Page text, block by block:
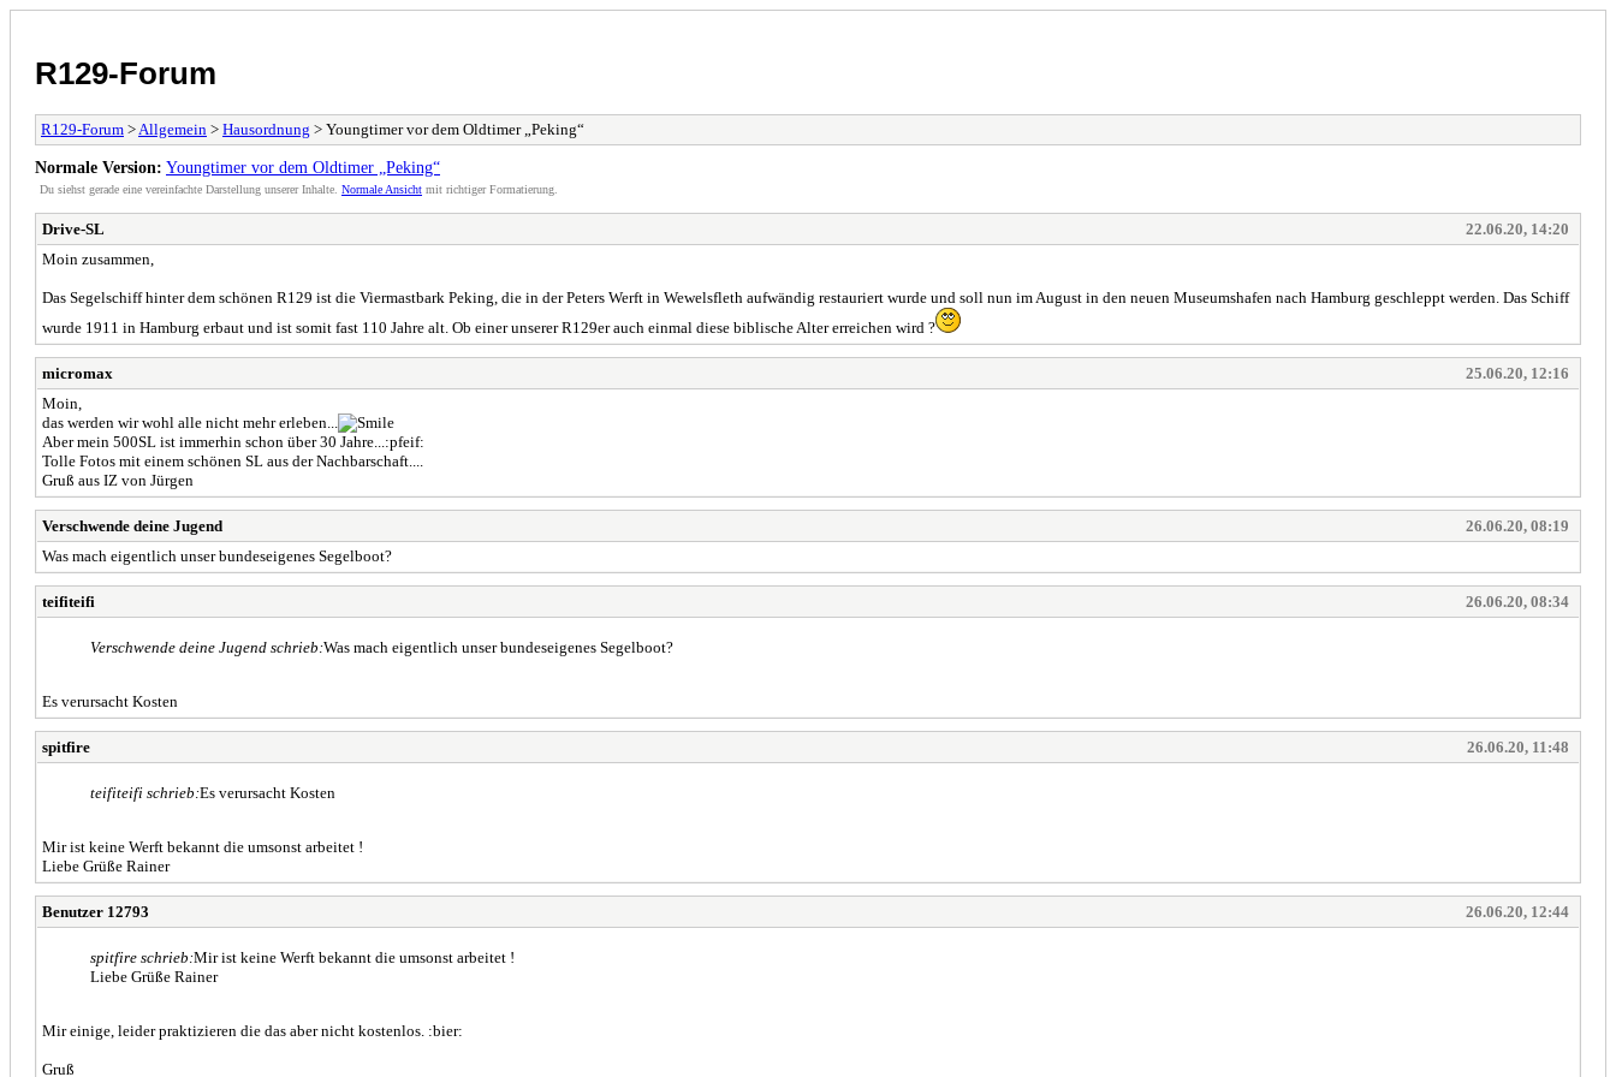
R129-Forum
R129-Forum > Allgemein > Hausordnung > Youngtimer vor dem Oldtimer „Peking“
Normale Version: Youngtimer vor dem Oldtimer „Peking“
Du siehst gerade eine vereinfachte Darstellung unserer Inhalte. Normale Ansicht mit richtiger Formatierung.
Drive-SL
22.06.20, 14:20
Moin zusammen,
Das Segelschiff hinter dem schönen R129 ist die Viermastbark Peking, die in der Peters Werft in Wewelsfleth aufwändig restauriert wurde und soll nun im August in den neuen Museumshafen nach Hamburg geschleppt werden. Das Schiff
wurde 1911 in Hamburg erbaut und ist somit fast 110 Jahre alt. Ob einer unserer R129er auch einmal diese biblische Alter erreichen wird ?
micromax
25.06.20, 12:16
Moin,
das werden wir wohl alle nicht mehr erleben...
Aber mein 500SL ist immerhin schon über 30 Jahre...:pfeif:
Tolle Fotos mit einem schönen SL aus der Nachbarschaft....
Gruß aus IZ von Jürgen
Verschwende deine Jugend
26.06.20, 08:19
Was mach eigentlich unser bundeseigenes Segelboot?
teifiteifi 26.06.20, 08:34
Verschwende deine Jugend schrieb:Was mach eigentlich unser bundeseigenes Segelboot?
Es verursacht Kosten
spitfire 26.06.20, 11:48
teifiteifi schrieb:Es verursacht Kosten
Mir ist keine Werft bekannt die umsonst arbeitet !
Liebe Grüße Rainer
Benutzer 12793 26.06.20, 12:44
spitfire schrieb:Mir ist keine Werft bekannt die umsonst arbeitet !
Liebe Grüße Rainer
Mir einige, leider praktizieren die das aber nicht kostenlos. :bier:
Gruß